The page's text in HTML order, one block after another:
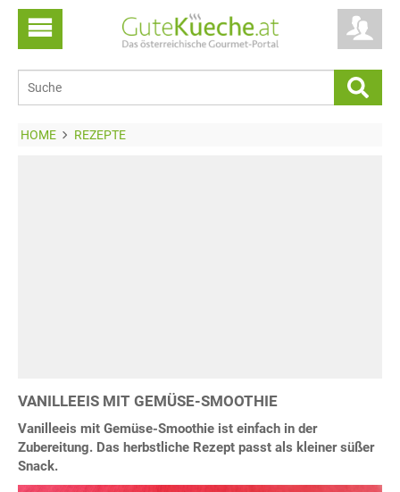
HOME REZEPTE
VANILLEEIS MIT GEMÜSE-SMOOTHIE
Vanilleeis mit Gemüse-Smoothie ist einfach in der
Zubereitung. Das herbstliche Rezept passt als kleiner süßer
Snack.